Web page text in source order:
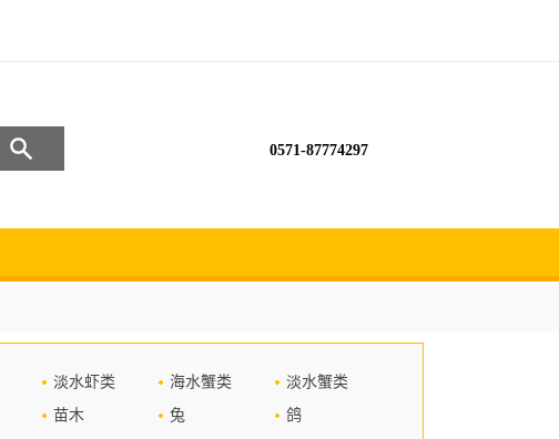
0571-87774297
淡水虾类 海水蟹类
淡水蟹类
苗木 兔
鸽